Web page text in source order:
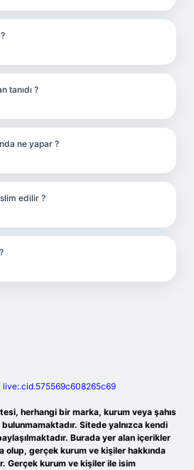
tanıdı ?
ne yapar ?
edilir ?
live:.cid.575569c608265c69
herhangi bir marka, kurum veya şahıs
Sitede yalnızca kendi
Burada yer alan içerikler
olup, gerçek kurum ve kişiler hakkında
Gerçek kurum ve kişiler ile isim